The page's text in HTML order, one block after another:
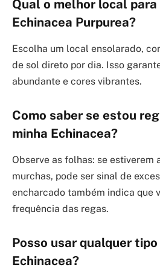
Qual o melhor local
Echinacea Purpurea?
Escolha um local ensolarado,
de sol direto por dia. Isso
abundante e cores vibrantes.
Como saber se estou
minha Echinacea?
Observe as folhas: se estiverem
murchas, pode ser sinal de
encharcado também indica que
frequência das regas.
Posso usar qualquer tipo
Echinacea?